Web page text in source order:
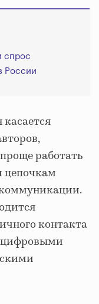
спрос
России
работать
цепочкам
контакта
цифровыми